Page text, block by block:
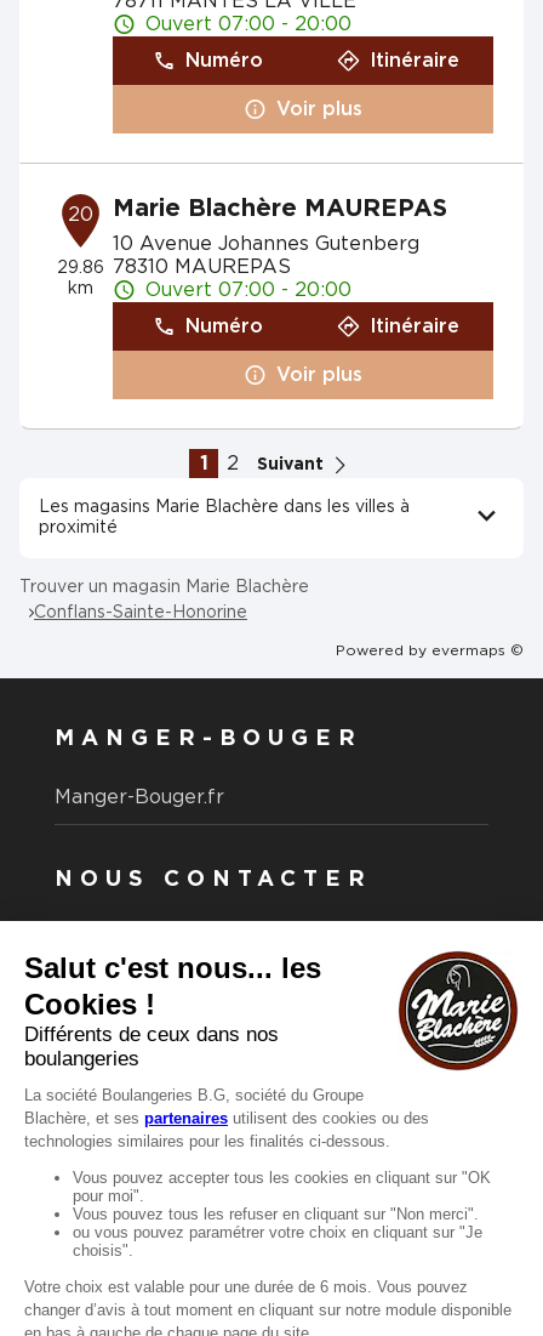
Ouvert 07:00 - 20:00
Numéro
Itinéraire
Voir plus
20
29.86
km
Marie Blachère MAUREPAS
10 Avenue Johannes Gutenberg
78310 MAUREPAS
Ouvert 07:00 - 20:00
Numéro
Itinéraire
Voir plus
1 2 Suivant
Les magasins Marie Blachère dans les villes à
proximité
Trouver un magasin Marie Blachère
Conflans-Sainte-Honorine
Powered by evermaps ©
MANGER-BOUGER
Manger-Bouger.fr
NOUS CONTACTER
Vous souhaitez nous contacter ?
Consultez notre FAQ.
FAQ
Recrutement
MENTIONS
Mentions légales
Protection des données